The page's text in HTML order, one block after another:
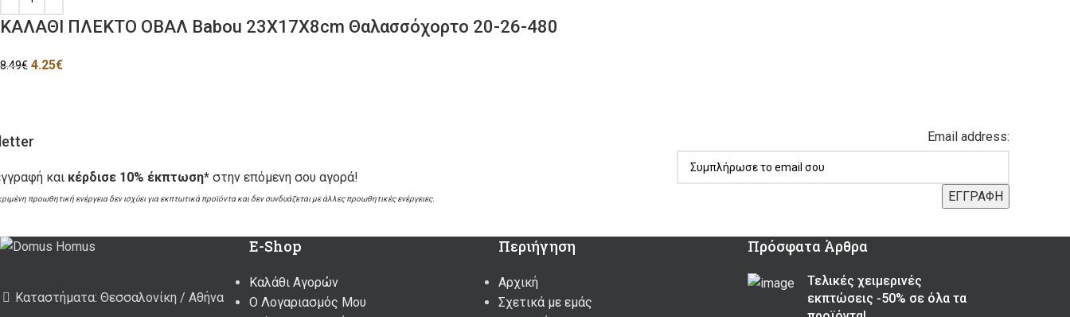
ΚΑΛΑΘΙ ΠΛΕΚΤΟ ΟΒΑΛ Babou 23Χ17Χ8cm Θαλασσόχορτο 20-26-480
8.49€ 4.25€
και κέρδισε 10% έκπτωση* στην επόμενη σου αγορά!
προωθητική ενέργεια δεν ισχύει για εκπτωτικά προϊόντα και δεν συνδυάζεται με άλλες προωθητικές ενέργειες.
Email address:
Καταστήματα: Θεσσαλονίκη / Αθήνα
E-Shop
Καλάθι Αγορών
Ο Λογαριασμός Μου
Περιήγηση
Αρχική
Σχετικά με εμάς
Πρόσφατα Άρθρα
Τελικές χειμερινές
εκπτώσεις -50% σε όλα τα